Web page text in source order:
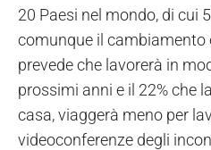
20 Paesi nel mondo, di cui
comunque il cambiamento
prevede che lavorerà in
prossimi anni e il 22% che
casa, viaggerà meno per
videoconferenze degli